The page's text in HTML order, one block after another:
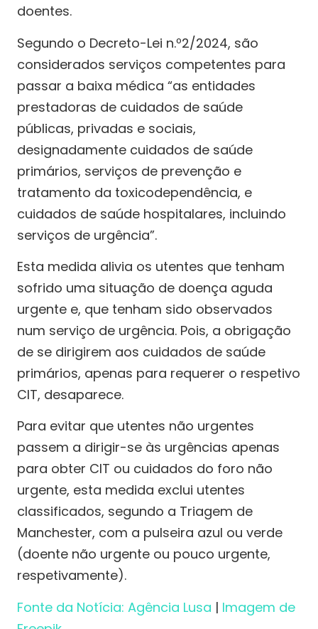
doentes.
Segundo o Decreto-Lei n.º2/2024, são
considerados serviços competentes para
passar a baixa médica “as entidades
prestadoras de cuidados de saúde
públicas, privadas e sociais,
designadamente cuidados de saúde
primários, serviços de prevenção e
tratamento da toxicodependência, e
cuidados de saúde hospitalares, incluindo
serviços de urgência”.
Esta medida alivia os utentes que tenham
sofrido uma situação de doença aguda
urgente e, que tenham sido observados
num serviço de urgência. Pois, a obrigação
de se dirigirem aos cuidados de saúde
primários, apenas para requerer o respetivo
CIT, desaparece.
Para evitar que utentes não urgentes
passem a dirigir-se às urgências apenas
para obter CIT ou cuidados do foro não
urgente, esta medida exclui utentes
classificados, segundo a Triagem de
Manchester, com a pulseira azul ou verde
(doente não urgente ou pouco urgente,
respetivamente).
Fonte da Notícia: Agência Lusa | Imagem de